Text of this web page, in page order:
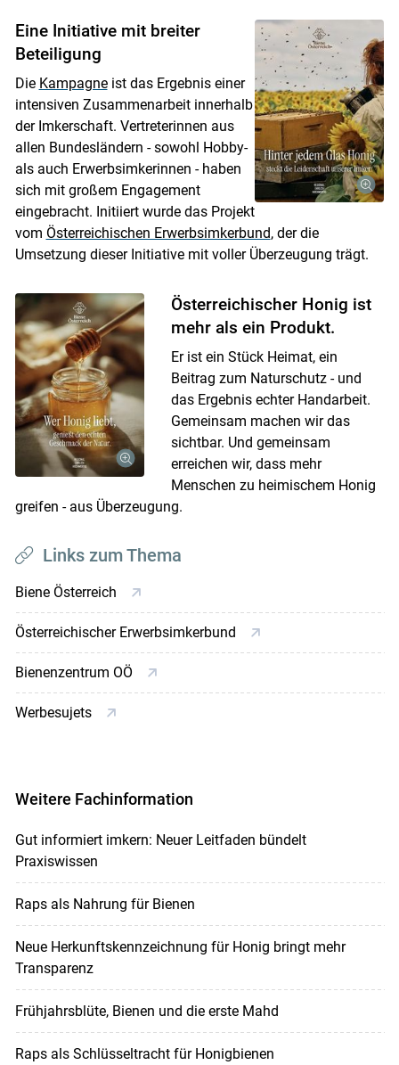
Eine Initiative mit breiter
Beteiligung
Die Kampagneist das Ergebnis einer
intensiven Zusammenarbeit innerhalb
der Imkerschaft. Vertreterinnen aus
allen Bundesländern - sowohl Hobby-
als auch Erwerbsimkerinnen - haben
sich mit großem Engagement
eingebracht. Initiiert wurde das Projekt
vom Österreichischen Erwerbsimkerbund, der die
Umsetzung dieser Initiative mit voller Überzeugung trägt.
Österreichischer Honig ist
mehr als ein Produkt.
Er ist ein Stück Heimat, ein
Beitrag zum Naturschutz - und
das Ergebnis echter Handarbeit.
Gemeinsam machen wir das
sichtbar. Und gemeinsam
erreichen wir, dass mehr
Menschen zu heimischem Honig
greifen - aus Überzeugung.
Links zum Thema
Biene Österreich
Österreichischer Erwerbsimkerbund
Bienenzentrum OÖ
Werbesujets
Weitere Fachinformation
Gut informiert imkern: Neuer Leitfaden bündelt
Praxiswissen
Raps als Nahrung für Bienen
Neue Herkunftskennzeichnung für Honig bringt mehr
Transparenz
Frühjahrsblüte, Bienen und die erste Mahd
Raps als Schlüsseltracht für Honigbienen